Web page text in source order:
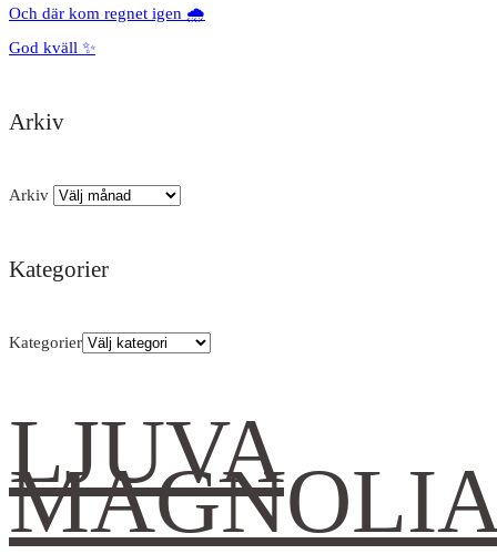
Och där kom regnet igen 🌧️
God kväll ✨
Arkiv
Arkiv
Kategorier
Kategorier
LJUVA